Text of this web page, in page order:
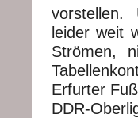
vorstellen.
leider weit
Strömen,
Erfurter
DDR-